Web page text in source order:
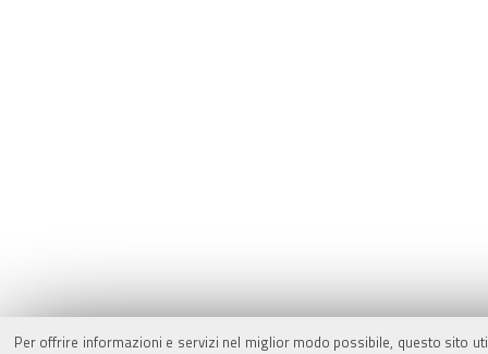
Per offrire informazioni e servizi nel miglior modo possibile, questo sito